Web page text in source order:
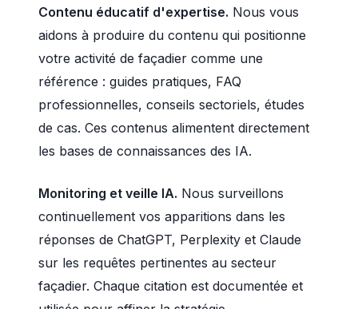
Contenu éducatif d'expertise. Nous vous
aidons à produire du contenu qui positionne
votre activité de façadier comme une
référence : guides pratiques, FAQ
professionnelles, conseils sectoriels, études
de cas. Ces contenus alimentent directement
les bases de connaissances des IA.
Monitoring et veille IA. Nous surveillons
continuellement vos apparitions dans les
réponses de ChatGPT, Perplexity et Claude
sur les requêtes pertinentes au secteur
façadier. Chaque citation est documentée et